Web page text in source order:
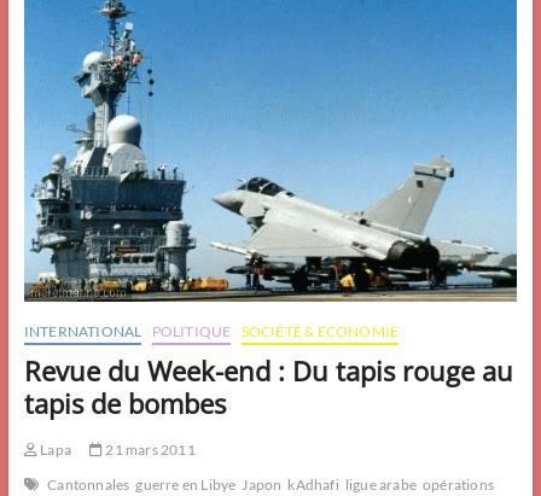
INTERNATIONAL POLITIQUE SOCIÉTÉ & ECONOMIE
Revue du Week-end : Du tapis rouge au
tapis de bombes
Lapa
21 mars 2011
Cantonnales guerre en Libye Japon kAdhafi ligue arabe opérations